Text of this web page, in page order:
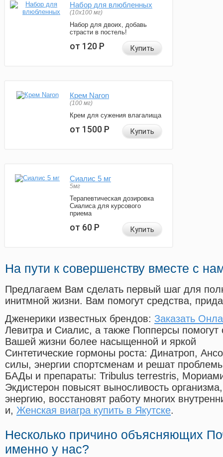
Набор для влюбленных
(10х100 мг)
Набор для двоих, добавь
страсти в постель!
от 120Р Купить
Крем Naron
(100 мг)
Крем для сужения влагалища
от 1500Р Купить
Сиалис 5 мг
5мг
Терапевтическая дозировка
Сиалиса для курсового
приема
от 60Р Купить
На пути к совершенству вместе с
Предлагаем Вам сделать первый шаг для
инитмной жизни. Вам помогут средства,
Дженерики известных брендов: Заказать
Левитра и Сиалис, а также Попперсы помогут
Вашей жизни более насыщенной и яркой
Синтетические гормоны роста: Динатроп,
силы, энергии спортсменам и решат
БАДы и препараты: Tribulus terrestris,
Экдистерон повысят выносливость
энергию, восстановят работу многих
и, Женская виагра купить в Якутске.
Несколько причино объясняющих
именно у нас?